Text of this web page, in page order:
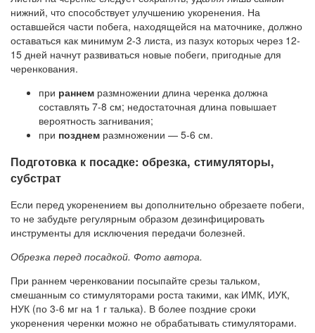
нижний, что способствует улучшению укоренения. На
оставшейся части побега, находящейся на маточнике, должно
оставаться как минимум 2-3 листа, из пазух которых через 12-
15 дней начнут развиваться новые побеги, пригодные для
черенкования.
при раннем размножении длина черенка должна
составлять 7-8 см; недостаточная длина повышает
вероятность загнивания;
при позднем размножении — 5-6 см.
Подготовка к посадке: обрезка, стимуляторы,
субстрат
Если перед укоренением вы дополнительно обрезаете побеги,
то не забудьте регулярным образом дезинфицировать
инструменты для исключения передачи болезней.
Обрезка перед посадкой. Фото автора.
При раннем черенковании посыпайте срезы тальком,
смешанным со стимуляторами роста такими, как ИМК, ИУК,
НУК (по 3-6 мг на 1 г талька). В более поздние сроки
укоренения черенки можно не обрабатывать стимуляторами.